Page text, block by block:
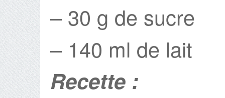
– 30 g de sucre
– 140 ml de lait
Recette :